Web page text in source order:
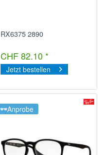
RX6375 2890
CHF 82.10 *
Jetzt bestellen
Anprobe